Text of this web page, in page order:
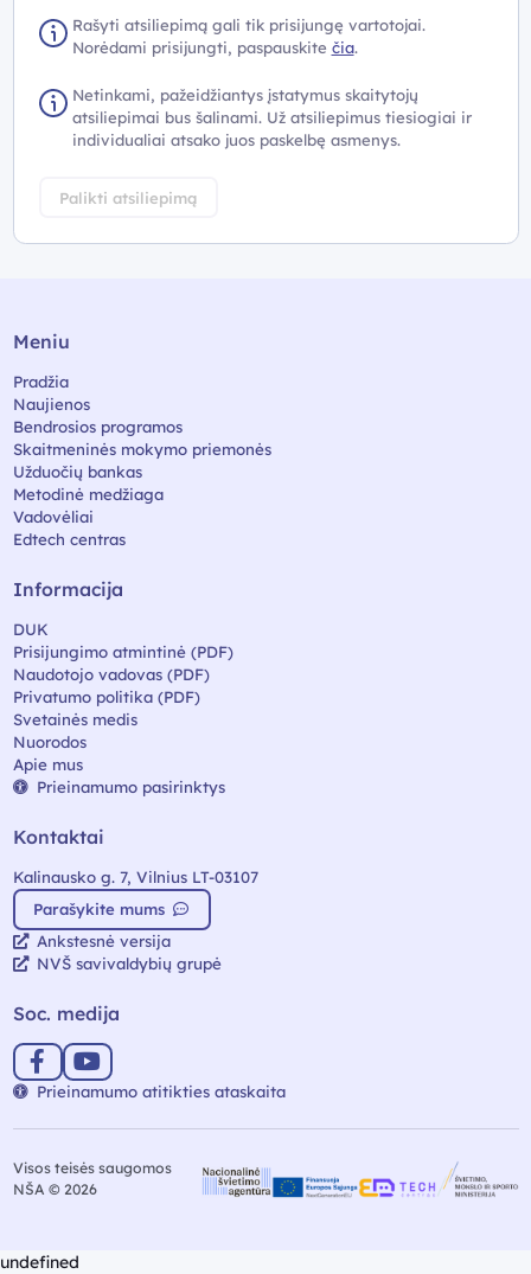
Rašyti atsiliepimą gali tik prisijungę vartotojai.
Norėdami prisijungti, paspauskite čia.
Netinkami, pažeidžiantys įstatymus skaitytojų
atsiliepimai bus šalinami. Už atsiliepimus tiesiogiai ir
individualiai atsako juos paskelbę asmenys.
Palikti atsiliepimą
Meniu
Pradžia
Naujienos
Bendrosios programos
Skaitmeninės mokymo priemonės
Užduočių bankas
Metodinė medžiaga
Vadovėliai
Edtech centras
Informacija
DUK
Prisijungimo atmintinė (PDF)
Naudotojo vadovas (PDF)
Privatumo politika (PDF)
Svetainės medis
Nuorodos
Apie mus
Prieinamumo pasirinktys
Kontaktai
Kalinausko g. 7, Vilnius LT-03107
Parašykite mums
Ankstesnė versija
NVŠ savivaldybių grupė
Soc. medija
Prieinamumo atitikties ataskaita
Visos teisės saugomos
NŠA © 2026
undefined